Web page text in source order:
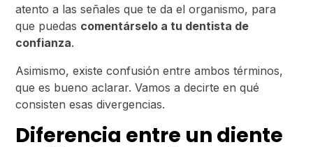
atento a las señales que te da el organismo, para
que puedas comentárselo a tu dentista de
confianza.
Asimismo, existe confusión entre ambos términos,
que es bueno aclarar. Vamos a decirte en qué
consisten esas divergencias.
Diferencia entre un diente